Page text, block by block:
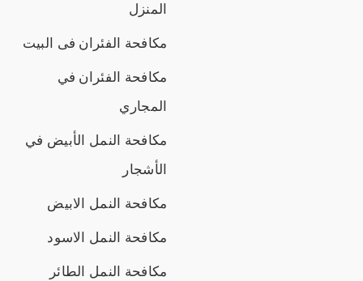
المنزل
مكافحة الفئران فى البيت
مكافحة الفئران في
المجاري
مكافحة النمل الأبيض في
الأشجار
مكافحة النمل الابيض
مكافحة النمل الاسود
مكافحة النمل الطائر